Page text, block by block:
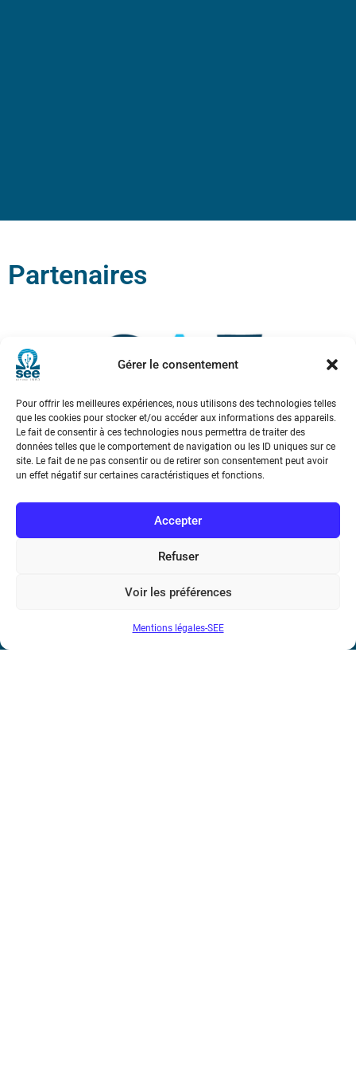
Gérer le consentement
Pour offrir les meilleures expériences, nous utilisons des technologies telles
que les cookies pour stocker et/ou accéder aux informations des appareils.
Le fait de consentir à ces technologies nous permettra de traiter des
données telles que le comportement de navigation ou les ID uniques sur ce
site. Le fait de ne pas consentir ou de retirer son consentement peut avoir
un effet négatif sur certaines caractéristiques et fonctions.
Accepter
Refuser
Voir les préférences
Mentions légales-SEE
Partenaires
Voir tous les partenaires